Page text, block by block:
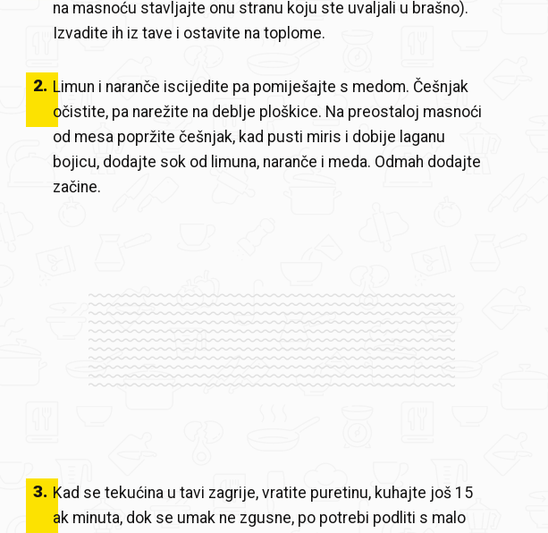
na masnoću stavljajte onu stranu koju ste uvaljali u brašno).
Izvadite ih iz tave i ostavite na toplome.
2. Limun i naranče iscijedite pa pomiješajte s medom. Češnjak
očistite, pa narežite na deblje ploškice. Na preostaloj masnoći
od mesa popržite češnjak, kad pusti miris i dobije laganu
bojicu, dodajte sok od limuna, naranče i meda. Odmah dodajte
začine.
3. Kad se tekućina u tavi zagrije, vratite puretinu, kuhajte još 15
ak minuta, dok se umak ne zgusne, po potrebi podliti s malo